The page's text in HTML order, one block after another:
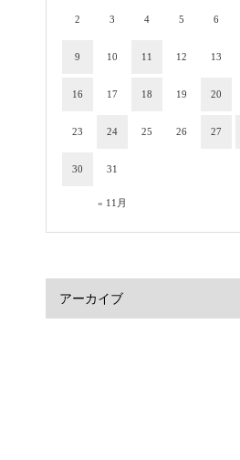
« 11月
2 3 4 5 6
9 10 11 12 13
16 17 18 19 20
23 24 25 26 27
30 31